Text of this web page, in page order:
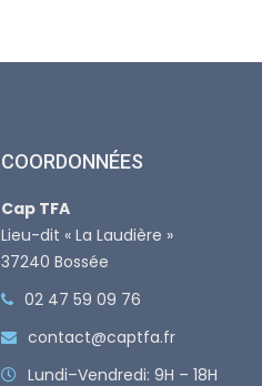
COORDONNÉES
Cap TFA
Lieu-dit « La Laudière »
37240 Bossée
02 47 59 09 76
contact@captfa.fr
Lundi–Vendredi: 9H – 18H